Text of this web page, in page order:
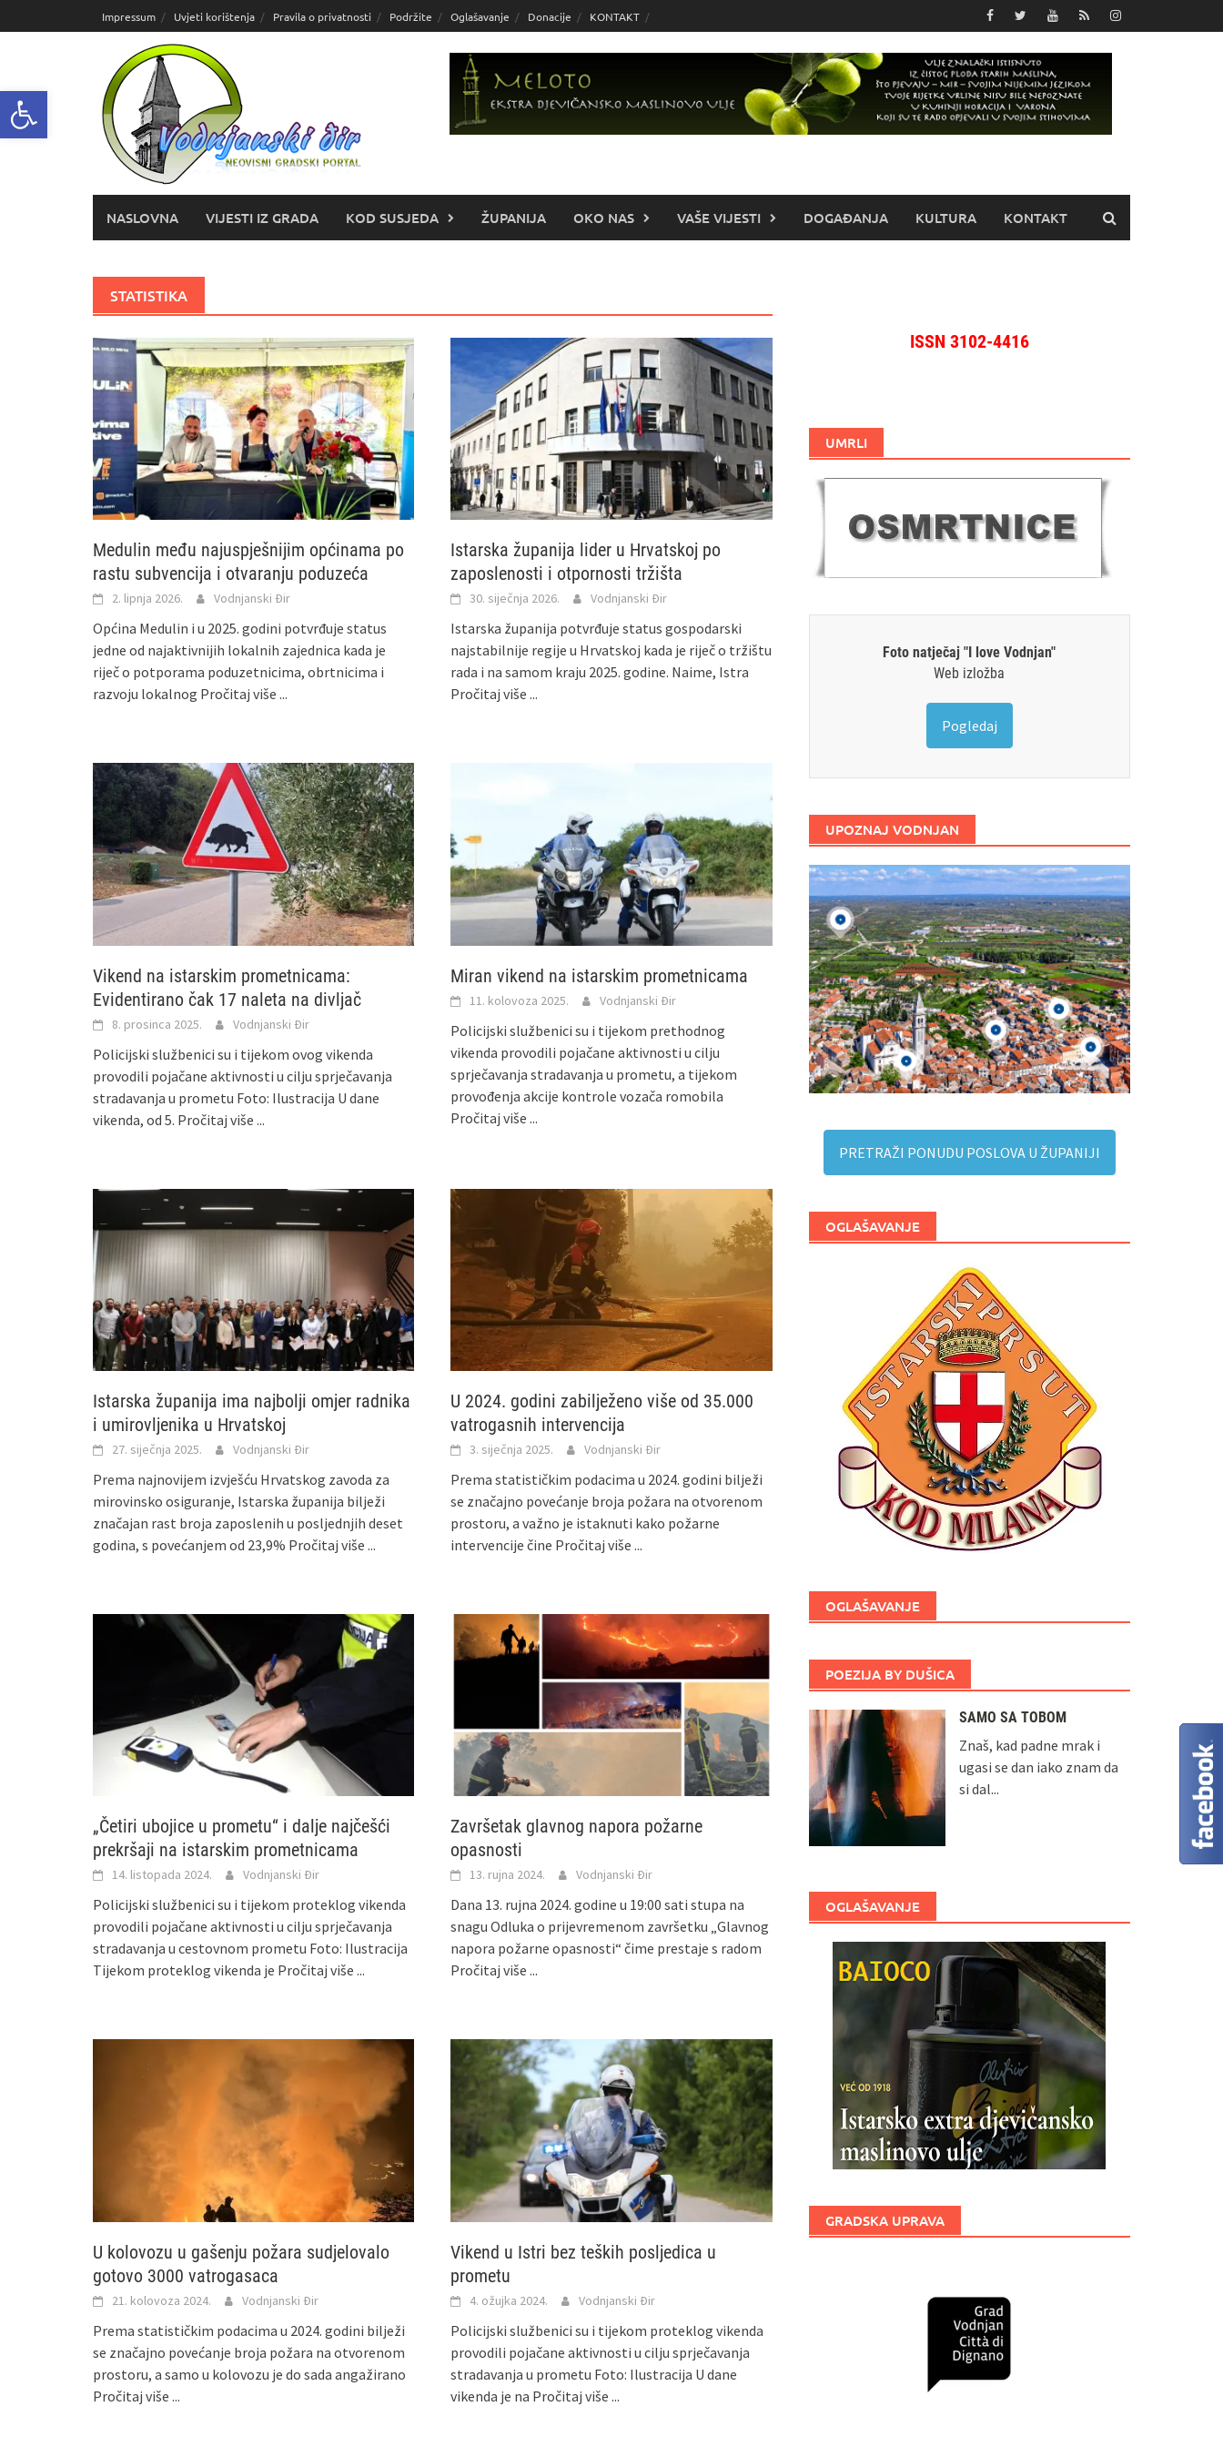
Open toolbar
do
Impressum Uvjeti korištenja Pravila o privatnosti Podržite Oglašavanje Donacije KONTAKT
NASLOVNA VIJESTI IZ GRADA KOD SUSJEDA ŽUPANIJA OKO NAS VAŠE VIJESTI DOGAĐANJA KULTURA KONTAKT
STATISTIKA
Medulin među najuspješnijim općinama po
rastu subvencija i otvaranju poduzeća
2. lipnja 2026. Vodnjanski Đir
Općina Medulin i u 2025. godini potvrđuje status
jedne od najaktivnijih lokalnih zajednica kada je
riječ o potporama poduzetnicima, obrtnicima i
razvoju lokalnog Pročitaj više ...
Istarska županija lider u Hrvatskoj po
zaposlenosti i otpornosti tržišta
30. siječnja 2026. Vodnjanski Đir
Istarska županija potvrđuje status gospodarski
najstabilnije regije u Hrvatskoj kada je riječ o tržištu
rada i na samom kraju 2025. godine. Naime, Istra
Pročitaj više ...
Vikend na istarskim prometnicama:
Evidentirano čak 17 naleta na divljač
8. prosinca 2025. Vodnjanski Đir
Policijski službenici su i tijekom ovog vikenda
provodili pojačane aktivnosti u cilju sprječavanja
stradavanja u prometu Foto: Ilustracija U dane
vikenda, od 5. Pročitaj više ...
Miran vikend na istarskim prometnicama
11. kolovoza 2025. Vodnjanski Đir
Policijski službenici su i tijekom prethodnog
vikenda provodili pojačane aktivnosti u cilju
sprječavanja stradavanja u prometu, a tijekom
provođenja akcije kontrole vozača romobila
Pročitaj više ...
Istarska županija ima najbolji omjer radnika
i umirovljenika u Hrvatskoj
27. siječnja 2025. Vodnjanski Đir
Prema najnovijem izvješću Hrvatskog zavoda za
mirovinsko osiguranje, Istarska županija bilježi
značajan rast broja zaposlenih u posljednjih deset
godina, s povećanjem od 23,9% Pročitaj više ...
U 2024. godini zabilježeno više od 35.000
vatrogasnih intervencija
3. siječnja 2025. Vodnjanski Đir
Prema statističkim podacima u 2024. godini bilježi
se značajno povećanje broja požara na otvorenom
prostoru, a važno je istaknuti kako požarne
intervencije čine Pročitaj više ...
„Četiri ubojice u prometu“ i dalje najčešći
prekršaji na istarskim prometnicama
14. listopada 2024. Vodnjanski Đir
Policijski službenici su i tijekom proteklog vikenda
provodili pojačane aktivnosti u cilju sprječavanja
stradavanja u cestovnom prometu Foto: Ilustracija
Tijekom proteklog vikenda je Pročitaj više ...
Završetak glavnog napora požarne
opasnosti
13. rujna 2024. Vodnjanski Đir
Dana 13. rujna 2024. godine u 19:00 sati stupa na
snagu Odluka o prijevremenom završetku „Glavnog
napora požarne opasnosti“ čime prestaje s radom
Pročitaj više ...
U kolovozu u gašenju požara sudjelovalo
gotovo 3000 vatrogasaca
21. kolovoza 2024. Vodnjanski Đir
Prema statističkim podacima u 2024. godini bilježi
se značajno povećanje broja požara na otvorenom
prostoru, a samo u kolovozu je do sada angažirano
Pročitaj više ...
Vikend u Istri bez teških posljedica u
prometu
4. ožujka 2024. Vodnjanski Đir
Policijski službenici su i tijekom proteklog vikenda
provodili pojačane aktivnosti u cilju sprječavanja
stradavanja u prometu Foto: Ilustracija U dane
vikenda je na Pročitaj više ...
ISSN 3102-4416
UMRLI
Foto natječaj "I love Vodnjan"
Web izložba
Pogledaj
UPOZNAJ VODNJAN
PRETRAŽI PONUDU POSLOVA U ŽUPANIJI
OGLAŠAVANJE
OGLAŠAVANJE
POEZIJA BY DUŠICA
SAMO SA TOBOM
Znaš, kad padne mrak i
ugasi se dan iako znam da
si dal...
OGLAŠAVANJE
GRADSKA UPRAVA